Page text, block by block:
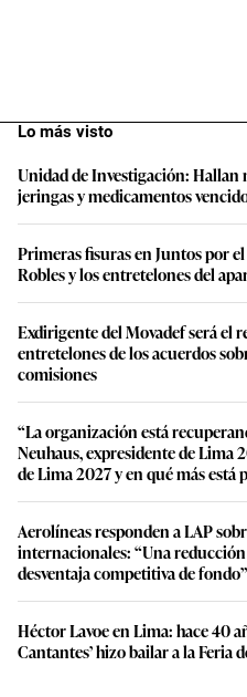
Lo más visto
Unidad de Investigación: Hallan
jeringas y medicamentos
Primeras fisuras en Juntos por
Robles y los entretelones del
Exdirigente del Movadef será el
entretelones de los acuerdos
comisiones
“La organización está
Neuhaus, expresidente de Lima
de Lima 2027 y en qué más
Aerolíneas responden a LAP
internacionales: “Una
desventaja competitiva de fondo”
Héctor Lavoe en Lima: hace 40
Cantantes’ hizo bailar a la Feria